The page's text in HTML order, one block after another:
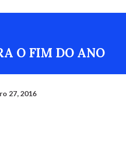
O FIM DO ANO
27, 2016